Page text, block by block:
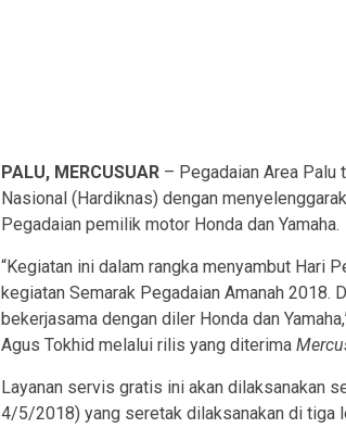
PALU, MERCUSUAR – Pegadaian Area Palu
Nasional (Hardiknas) dengan
Pegadaian pemilik motor Honda dan Yamaha.
“Kegiatan ini dalam rangka menyambut Hari
kegiatan Semarak Pegadaian Amanah 2018.
bekerjasama dengan diler Honda dan
Agus Tokhid melalui rilis yang diterima
Layanan servis gratis ini akan dilaksanakan
4/5/2018) yang seretak dilaksanakan di tiga